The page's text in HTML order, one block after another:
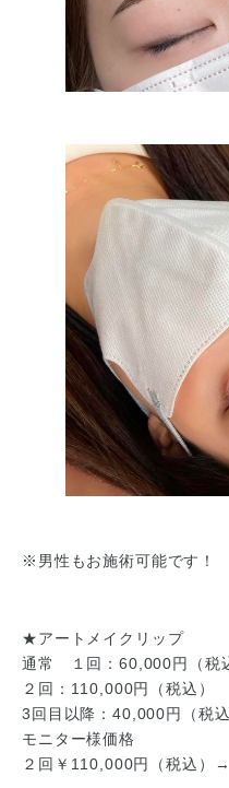
※男性もお施術可能です！
★アートメイクリップ
通常 １回：60,000円（税
２回：110,000円（税込）
3回目以降：40,000円（税込
モニター様価格
２回￥110,000円（税込）